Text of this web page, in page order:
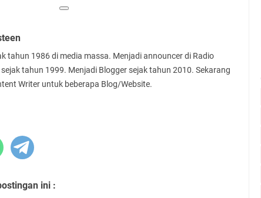
tahun 1986 di media massa. Menjadi announcer di Radio
tahun 1999. Menjadi Blogger sejak tahun 2010. Sekarang
Writer untuk beberapa Blog/Website.
ini :